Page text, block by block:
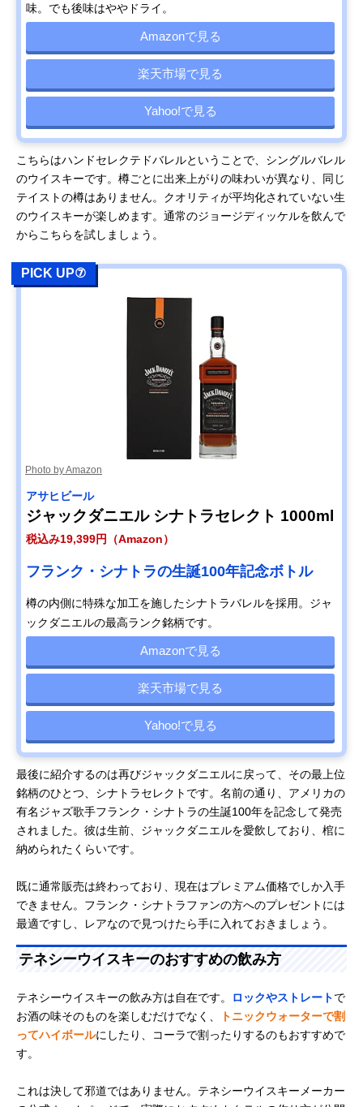
味。でも後味はややドライ。
Amazonで見る
楽天市場で見る
Yahoo!で見る
こちらはハンドセレクテドバレルということで、シングルバレル
のウイスキーです。樽ごとに出来上がりの味わいが異なり、同じ
テイストの樽はありません。クオリティが平均化されていない生
のウイスキーが楽しめます。通常のジョージディッケルを飲んで
からこちらを試しましょう。
PICK UP⑦
Photo by Amazon
アサヒビール
ジャックダニエル シナトラセレクト 1000ml
税込み19,399円（Amazon）
フランク・シナトラの生誕100年記念ボトル
樽の内側に特殊な加工を施したシナトラバレルを採用。ジャ
ックダニエルの最高ランク銘柄です。
Amazonで見る
楽天市場で見る
Yahoo!で見る
最後に紹介するのは再びジャックダニエルに戻って、その最上位
銘柄のひとつ、シナトラセレクトです。名前の通り、アメリカの
有名ジャズ歌手フランク・シナトラの生誕100年を記念して発売
されました。彼は生前、ジャックダニエルを愛飲しており、棺に
納められたくらいです。
既に通常販売は終わっており、現在はプレミアム価格でしか入手
できません。フランク・シナトラファンの方へのプレゼントには
最適ですし、レアなので見つけたら手に入れておきましょう。
テネシーウイスキーのおすすめの飲み方
テネシーウイスキーの飲み方は自在です。 ロックやストレートで
お酒の味そのものを楽しむだけでなく、
トニックウォーターで割
ってハイボールにしたり、コーラで割ったりするのもおすすめで
す。
これは決して邪道ではありません。テネシーウイスキーメーカー